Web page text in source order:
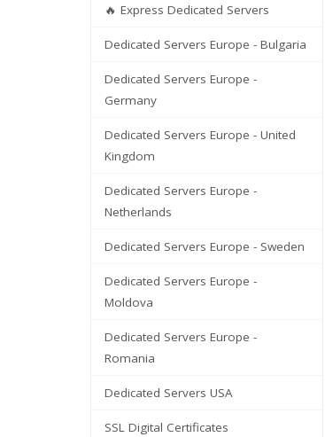
🔥 Express Dedicated Servers
Dedicated Servers Europe - Bulgaria
Dedicated Servers Europe -
Germany
Dedicated Servers Europe - United
Kingdom
Dedicated Servers Europe -
Netherlands
Dedicated Servers Europe - Sweden
Dedicated Servers Europe -
Moldova
Dedicated Servers Europe -
Romania
Dedicated Servers USA
SSL Digital Certificates